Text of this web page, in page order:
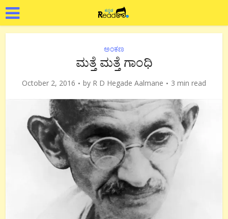
ಅಂಕಣ
ಮತ್ತೆ ಮತ್ತೆ ಗಾಂಧಿ
October 2, 2016 by R D Hegade Aalmane 3 min read